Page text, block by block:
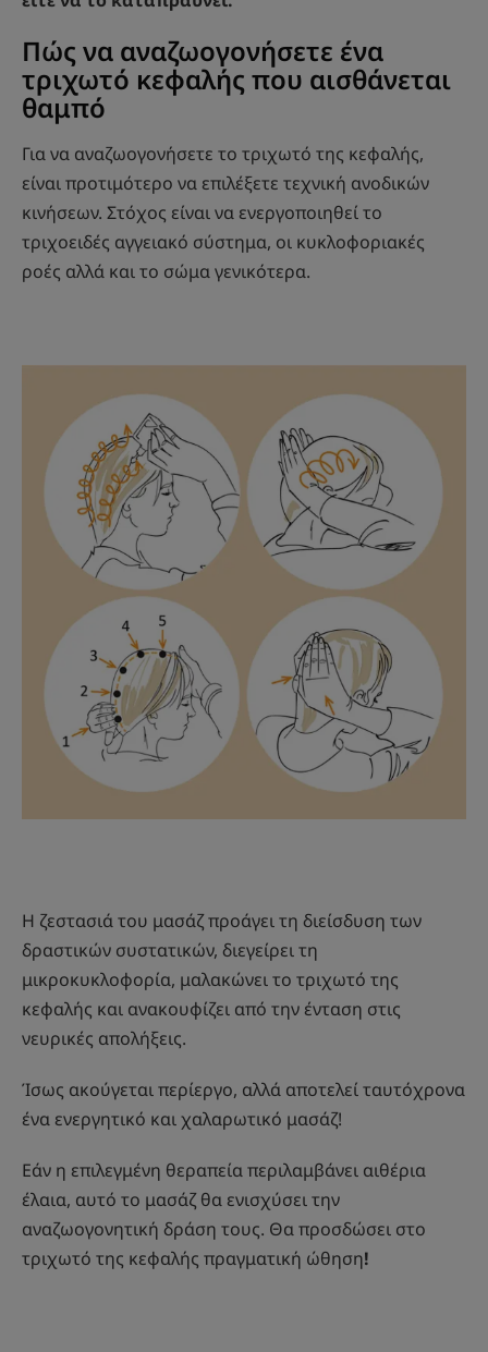
Πώς να αναζωογονήσετε ένα
τριχωτό κεφαλής που αισθάνεται
θαμπό
Για να αναζωογονήσετε το τριχωτό της κεφαλής,
είναι προτιμότερο να επιλέξετε τεχνική ανοδικών
κινήσεων. Στόχος είναι να ενεργοποιηθεί το
τριχοειδές αγγειακό σύστημα, οι κυκλοφοριακές
ροές αλλά και το σώμα γενικότερα.
Η ζεστασιά του μασάζ προάγει τη διείσδυση των
δραστικών συστατικών, διεγείρει τη
μικροκυκλοφορία, μαλακώνει το τριχωτό της
κεφαλής και ανακουφίζει από την ένταση στις
νευρικές απολήξεις.
Ίσως ακούγεται περίεργο, αλλά αποτελεί ταυτόχρονα
ένα ενεργητικό και χαλαρωτικό μασάζ!
Εάν η επιλεγμένη θεραπεία περιλαμβάνει αιθέρια
έλαια, αυτό το μασάζ θα ενισχύσει την
αναζωογονητική δράση τους. Θα προσδώσει στο
τριχωτό της κεφαλής πραγματική ώθηση!